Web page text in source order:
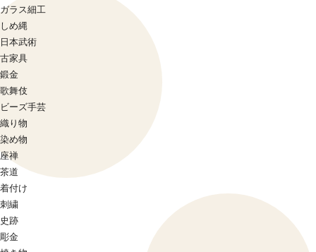
ガラス細工
しめ縄
日本武術
古家具
鍛金
歌舞伎
ビーズ手芸
織り物
染め物
座禅
茶道
着付け
刺繍
史跡
彫金